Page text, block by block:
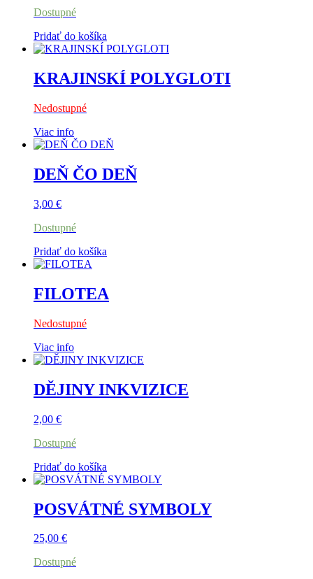
bola:
Dostupné
Pridať do košíka
KRAJINSKÍ POLYGLOTI
Nedostupné
Viac info
DEŇ ČO DEŇ
3,00 €
Dostupné
Pridať do košíka
FILOTEA
Nedostupné
Viac info
DĚJINY INKVIZICE
2,00 €
Dostupné
Pridať do košíka
POSVÁTNÉ SYMBOLY
25,00 €
Dostupné